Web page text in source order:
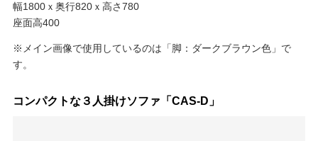
幅1800ｘ奥行820ｘ高さ780
座面高400
※メイン画像で使用しているのは「脚：ダークブラウン色」で
す。
コンパクトな３人掛けソファ「CAS-D」